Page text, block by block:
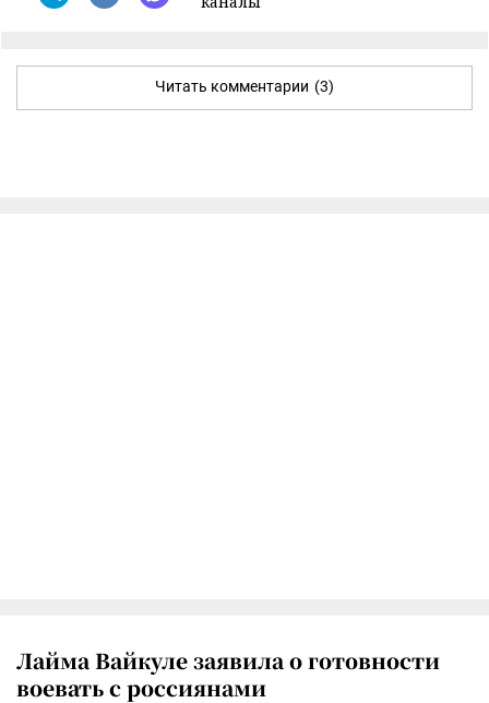
Читать комментарии (3)
Лайма Вайкуле заявила о готовности
воевать с россиянами